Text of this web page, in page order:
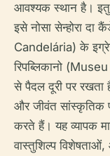
आवश्यक स्थान है। इतु
इसे नोसा सेन्होरा
Candelária) के
रिपब्लिकानो
से पैदल दूरी पर
और जीवंत सांस्कृतिक
करते हैं। यह व्यापक
वास्तुशिल्प